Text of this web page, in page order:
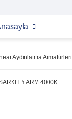
Aydınlatma Armatürleri